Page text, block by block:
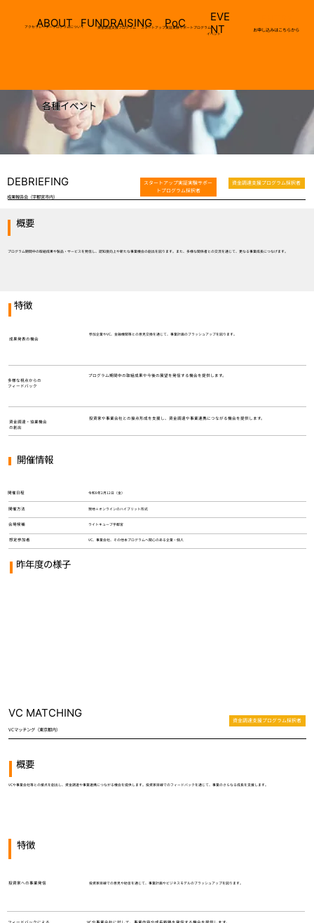
お申し込みはこちらから
EVE
NT
イベント
PoC
スタートアップ実証実験サポートプログラム
FUNDRAISING
資金調達支援プログラム
ABOUT
アクセラレータープログラムについて
昨年度の様子
VC、事業会社、その他本プログラムへ関心のある企業・個人
​想定参加者
ライトキューブ宇都宮
会場候補
​現地＋オンラインのハイブリット形式
開催方法
​開催日程 ​令和9年2月12日（金）
開催情報
投資家や事業会社との接点形成を支援し、資金調達や事業連携につながる機会を提供します。
資金調達・協業機会
の創出
参加企業やVC、金融機関等との意見交換を通じて、事業計画のブラッシュアップを図ります。
多様な視点からの
フィードバック
プログラム期間中の取組成果や今後の展望を発信する機会を提供します。
成果発表の機会
特徴
各種イベント
DEBRIEFING
成果報告会​（宇都宮市内）
スタートアップ実証実験サポー
トプログラム採択者
資金調達支援プログラム採択者
プログラム期間中の取組成果や製品・サービスを発信し、認知度向上や新たな事業機会の創出を図ります。また、多様な関係者との交流を通じて、更なる事業成長につなげます。
概要
資金調達支援プログラム採択者
VC MATCHING
VCマッチング（東京都内）
VCや事業会社等との接点を創出し、資金調達や事業連携につながる機会を提供します。投資家目線でのフィードバックを通じて、事業のさらなる成長を支援します。
概要
投資家目線での意見や助言を通じて、事業計画やビジネスモデルのブラッシュアップを図ります。
投資家への事業発信
特徴